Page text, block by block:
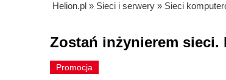
Helion.pl » Sieci i serwery » Sieci
Zostań inżynierem sieci.
Promocja